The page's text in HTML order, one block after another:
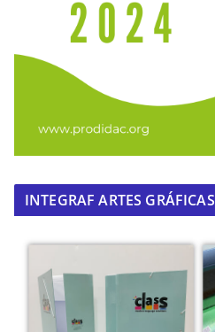
INTEGRAF ARTES GRÁFICAS